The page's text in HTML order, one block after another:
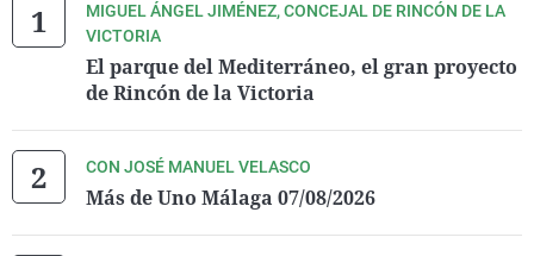
MIGUEL ÁNGEL JIMÉNEZ, CONCEJAL DE RINCÓN DE LA
VICTORIA
El parque del Mediterráneo, el gran proyecto
de Rincón de la Victoria
CON JOSÉ MANUEL VELASCO
Más de Uno Málaga 07/08/2026